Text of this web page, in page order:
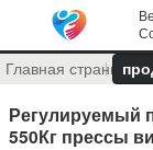
Главная страница
Регулируемый
550Кг прессы